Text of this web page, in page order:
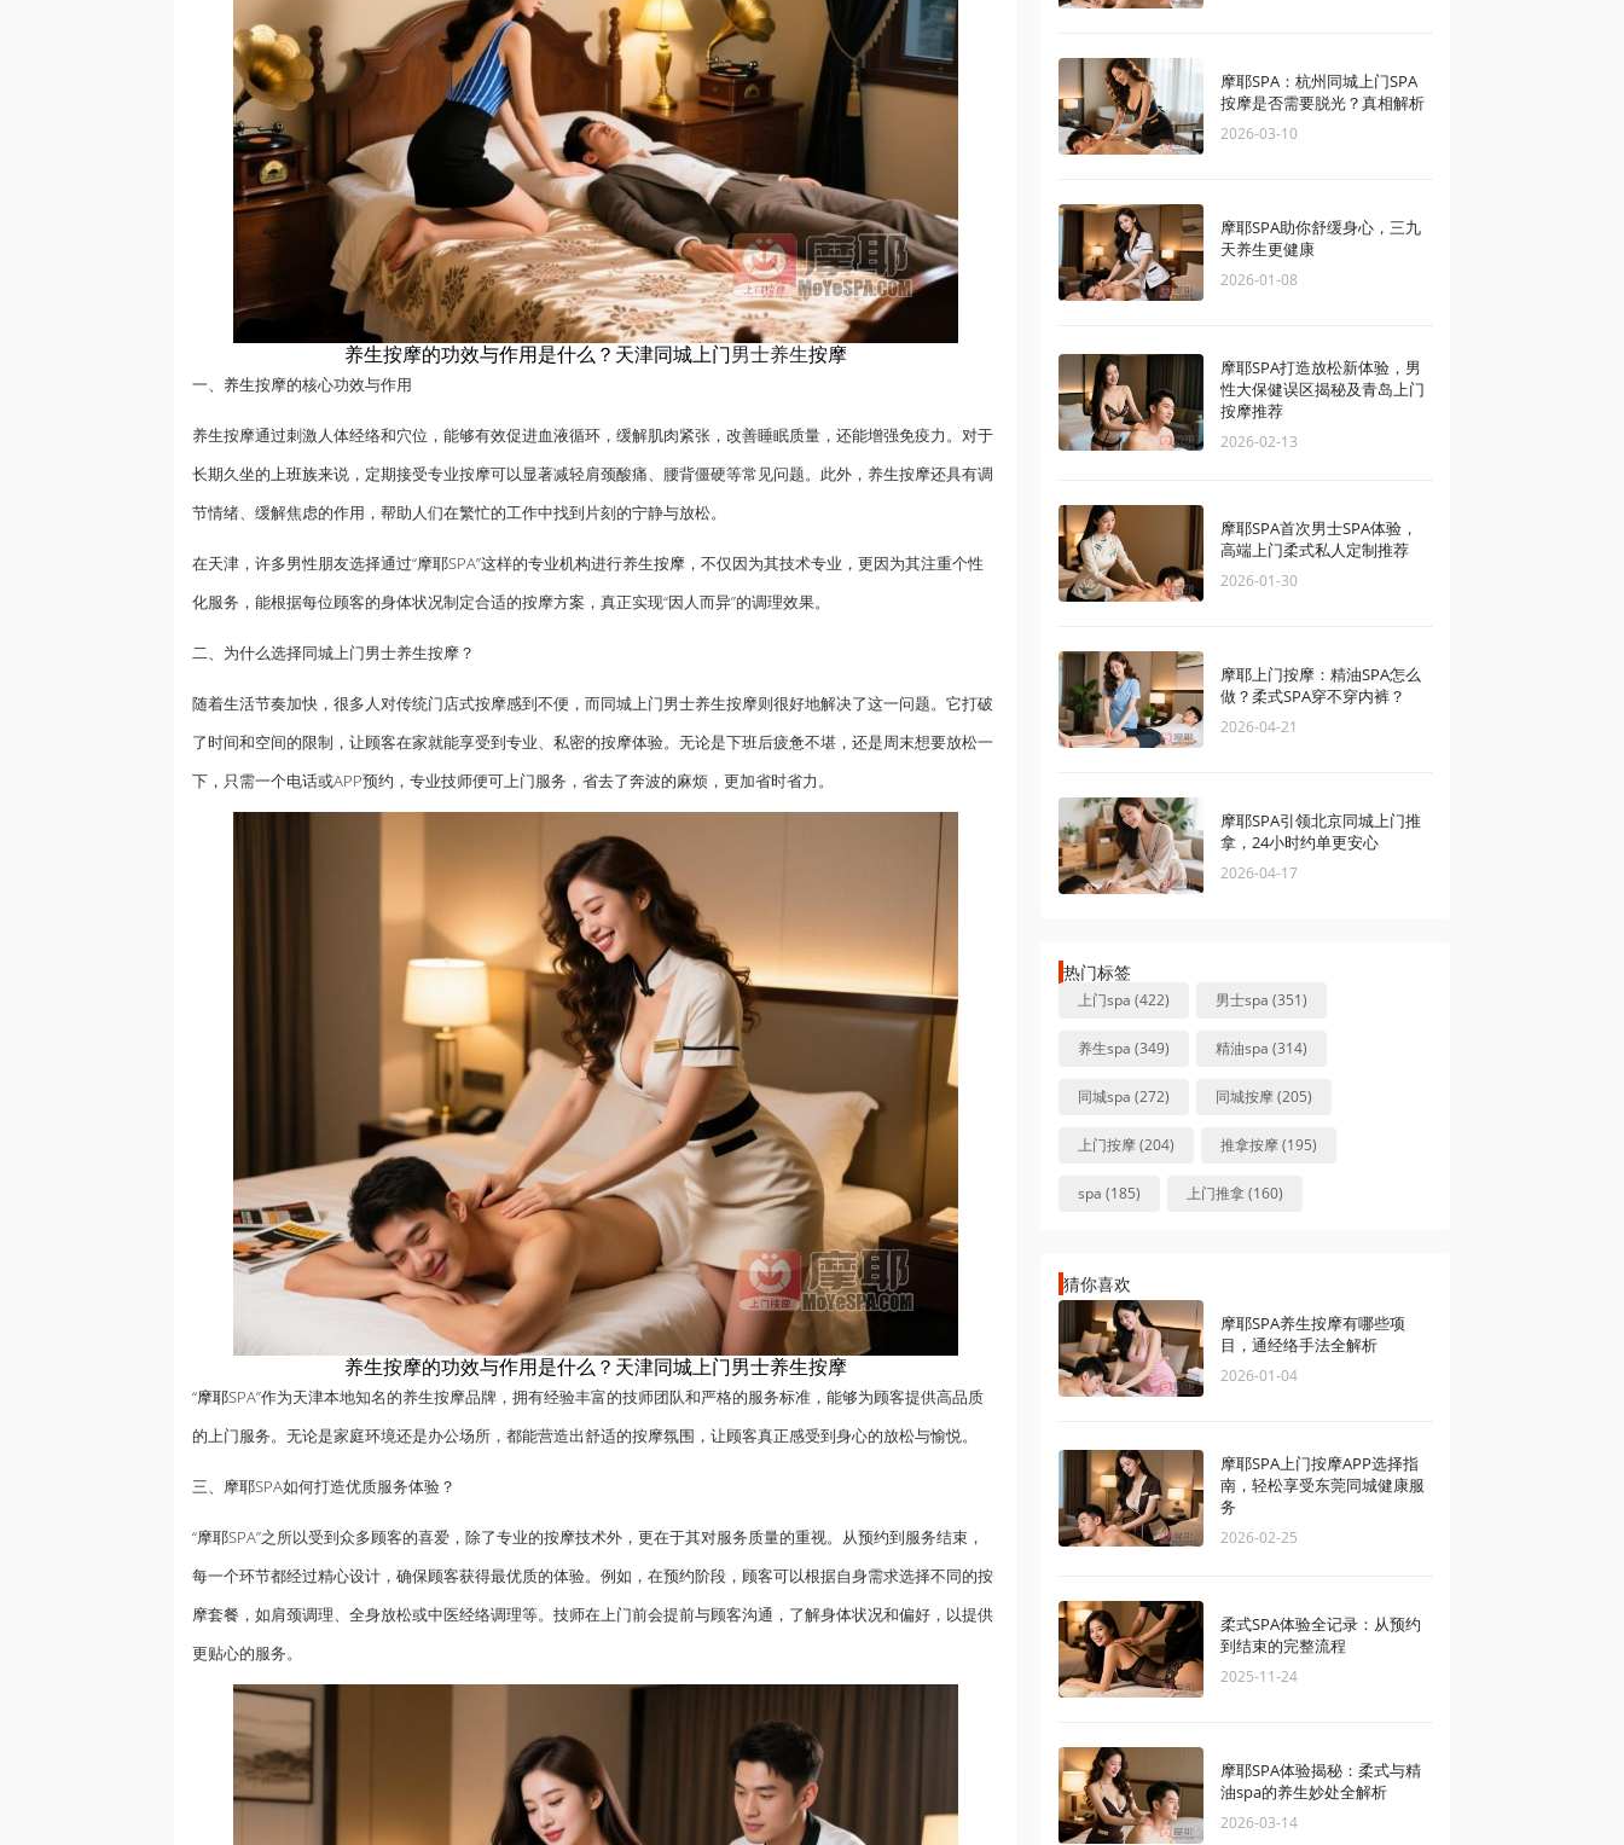
养生按摩的功效与作用是什么？天津同城上门男士养生按摩
一、 养生按摩的核心功效与作用
养生按摩通过刺激人体经络和穴位，能够有效促进血液循环，缓解肌肉紧张，改善睡眠质量，还能增强免疫力。对于
长期久坐的上班族来说，定期接受专业按摩可以显著减轻肩颈酸痛、腰背僵硬等常见问题。此外，养生按摩还具有调
节情绪、缓解焦虑的作用，帮助人们在繁忙的工作中找到片刻的宁静与放松。
在天津，许多男性朋友选择通过“摩耶SPA”这样的专业机构进行养生按摩 ，不仅因为其技术专业，更因为其注重个性
化服务，能根据每位顾客的身体状况制定合适的按摩方案，真正实现“因人而异”的调理效果。
二、为什么选择同城上门男士养生按摩？
随着生活节奏加快，很多人对传统门店式按摩感到不便，而同城上门男士养生按摩则很好地解决了这一问题。它打破
了时间和空间的限制，让顾客在家就能享受到专业、私密的按摩体验。无论是下班后疲惫不堪，还是周末想要放松一
下，只需一个电话或APP预约，专业技师便可上门服务，省去了奔波的麻烦，更加省时省力。
养生按摩的功效与作用是什么？天津同城上门男士养生按摩
“摩耶SPA”作为天津本地知名的养生按摩品牌，拥有经验丰富的技师团队和严格的服务标准，能够为顾客提供高品质
的上门服务。无论是家庭环境还是办公场所，都能营造出舒适的按摩氛围，让顾客真正感受到身心的放松与愉悦。
三、摩耶SPA如何打造优质服务体验？
“摩耶SPA”之所以受到众多顾客的喜爱，除了专业的按摩技术外，更在于其对服务质量的重视。从预约到服务结束，
每一个环节都经过精心设计，确保顾客获得最优质的体验。例如，在预约阶段，顾客可以根据自身需求选择不同的按
摩套餐，如肩颈调理、全身放松或中医经络调理等。技师在上门前会提前与顾客沟通，了解身体状况和偏好，以提供
更贴心的服务。
摩耶SPA：杭州同城上门SPA
按摩是否需要脱光？真相解析
2026-03-10
摩耶SPA助你舒缓身心，三九
天养生更健康
2026-01-08
摩耶SPA打造放松新体验，男
性大保健误区揭秘及青岛上门
按摩推荐
2026-02-13
摩耶SPA首次男士SPA体验，
高端上门柔式私人定制推荐
2026-01-30
摩耶上门按摩：精油SPA怎么
做？柔式SPA穿不穿内裤？
2026-04-21
摩耶SPA引领北京同城上门推
拿，24小时约单更安心
2026-04-17
热门标签
上门spa (422) 男士spa (351)
养生spa (349) 精油spa (314)
同城spa (272) 同城按摩 (205)
上门按摩 (204) 推拿按摩 (195)
spa (185) 上门推拿 (160)
猜你喜欢
摩耶SPA养生按摩有哪些项
目，通经络手法全解析
2026-01-04
摩耶SPA上门按摩APP选择指
南，轻松享受东莞同城健康服
务
2026-02-25
柔式SPA体验全记录：从预约
到结束的完整流程
2025-11-24
摩耶SPA体验揭秘：柔式与精
油spa的养生妙处全解析
2026-03-14